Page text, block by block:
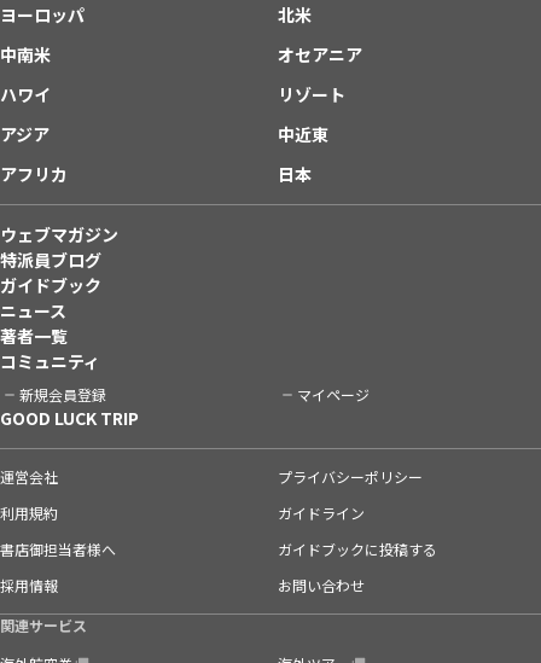
ヨーロッパ
北米
中南米
オセアニア
ハワイ
リゾート
アジア
中近東
アフリカ
日本
ウェブマガジン
特派員ブログ
ガイドブック
ニュース
著者一覧
コミュニティ
新規会員登録 マイページ
GOOD LUCK TRIP
運営会社
プライバシーポリシー
利用規約
ガイドライン
書店御担当者様へ
ガイドブックに投稿する
採用情報
お問い合わせ
関連サービス